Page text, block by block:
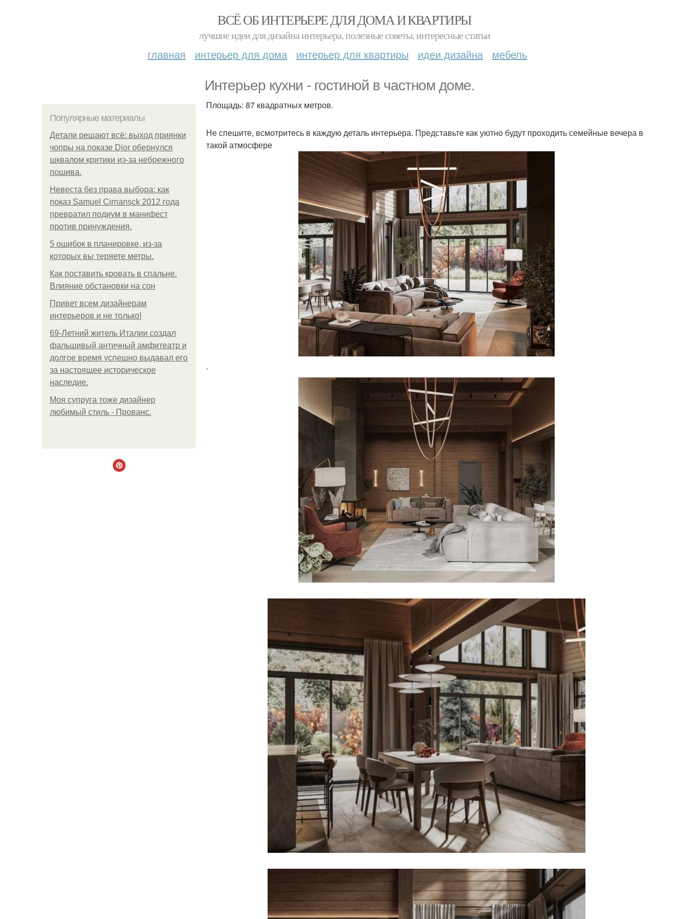
ВСЁ ОБ ИНТЕРЬЕРЕ ДЛЯ ДОМА И КВАРТИРЫ
лучшие идеи для дизайна интерьера, полезные советы, интересные статьи
главная интерьер для дома интерьер для квартиры идеи дизайна мебель
Интерьер кухни - гостиной в частном доме.
Популярные материалы
Детали решают всё: выход приянки
чопры на показе Dior обернулся
шквалом критики из-за небрежного
пошива.
Невеста без права выбора: как
показ Samuel Cirnansck 2012 года
превратил подиум в манифест
против принуждения.
5 ошибок в планировке, из-за
которых вы теряете метры.
Как поставить кровать в спальне.
Влияние обстановки на сон
Привет всем дизайнерам
интерьеров и не только!
69-Летний житель Италии создал
фальшивый античный амфитеатр и
долгое время успешно выдавал его
за настоящее историческое
наследие.
Моя супруга тоже дизайнер
любимый стиль - Прованс.
Площадь: 87 квадратных метров.
Не спешите, всмотритесь в каждую деталь интерьера. Представьте как уютно будут проходить семейные вечера в
такой атмосфере
.